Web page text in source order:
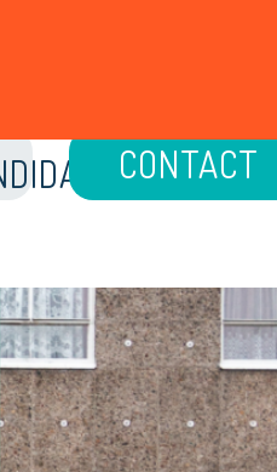
CONTACT